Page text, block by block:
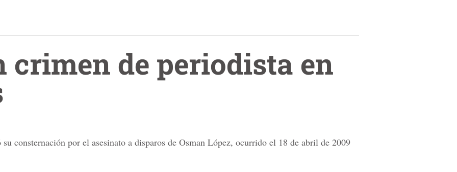
crimen de periodista en
consternación por el asesinato a disparos de Osman López, ocurrido el 18 de abril de 2009